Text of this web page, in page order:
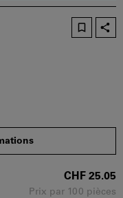
CHF 25.05
Prix par 100 pièces